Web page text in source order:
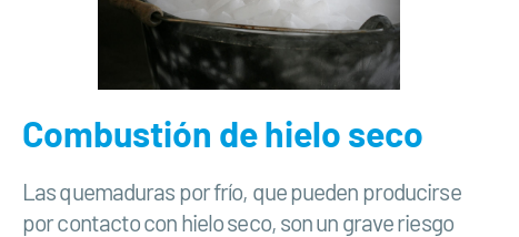
Combustión de hielo seco
Las quemaduras por frío, que pueden producirse
por contacto con hielo seco, son un grave riesgo